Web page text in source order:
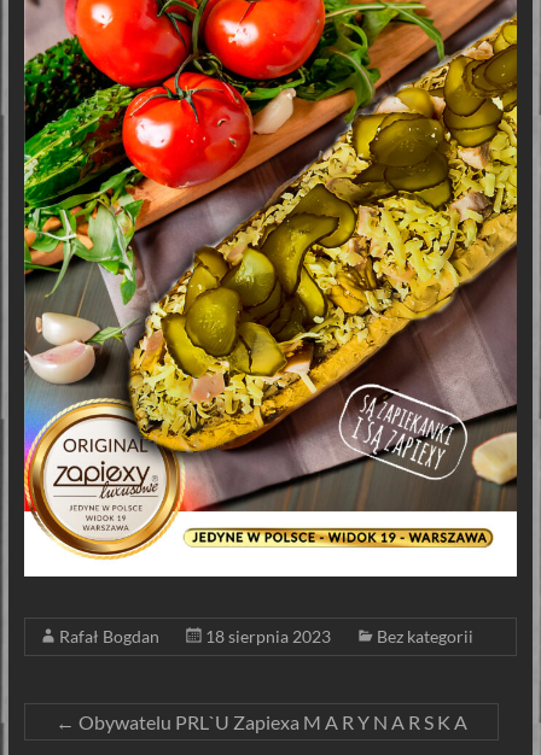
Rafał Bogdan 18 sierpnia 2023 Bez kategorii
← Obywatelu PRL`U Zapiexa M A R Y N A R S K A